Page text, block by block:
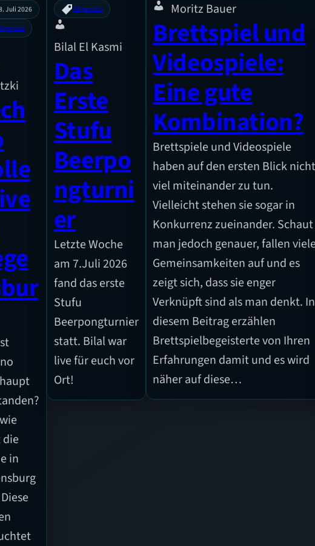
Juli 2026
die
in
Allgemein
Bilal El Kasmi
Das
Erste
Stufu
Beerpo
ngturni
er
Letzte Woche
am 7.Juli 2026
fand das erste
Stufu
Beerpongturnier
statt. Bilal war
live für euch vor
Ort!
Moritz Bauer
Brettspiel und
Videospiele:
Eine gute
Kombination?
Brettspiele und Videospiele
haben auf den ersten Blick nicht
viel miteinander zu tun.
Vielleicht stehen sie sogar in
Konkurrenz zueinander. Schaut
man jedoch genauer, fallen
Gemeinsamkeiten auf und es
zeigt sich, dass sie enger
Verknüpft sind als man denkt. In
diesem Beitrag erzählen
Brettspielbegeisterte von Ihren
Erfahrungen damit und es wird
näher auf diese…